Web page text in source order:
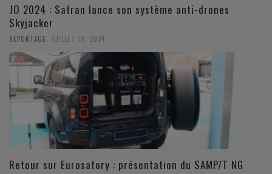
JO 2024 : Safran lance son système anti-drones
Skyjacker
REPORTAGE JUILLET 19, 2024
Retour sur Eurosatory : présentation du SAMP/T NG